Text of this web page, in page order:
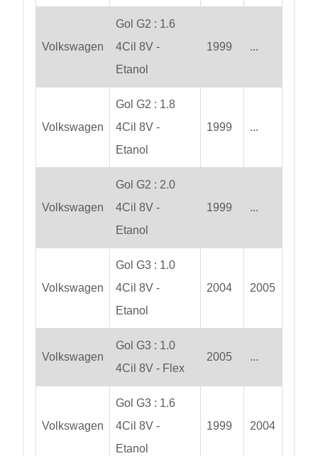
Volkswagen
Gol G2 : 1.6
4Cil 8V -
Etanol
1999 ...
Volkswagen
Gol G2 : 1.8
4Cil 8V -
Etanol
1999 ...
Volkswagen
Gol G2 : 2.0
4Cil 8V -
Etanol
1999 ...
Volkswagen
Gol G3 : 1.0
4Cil 8V -
Etanol
2004 2005
Volkswagen
Gol G3 : 1.0
4Cil 8V - Flex
2005 ...
Volkswagen
Gol G3 : 1.6
4Cil 8V -
Etanol
1999 2004